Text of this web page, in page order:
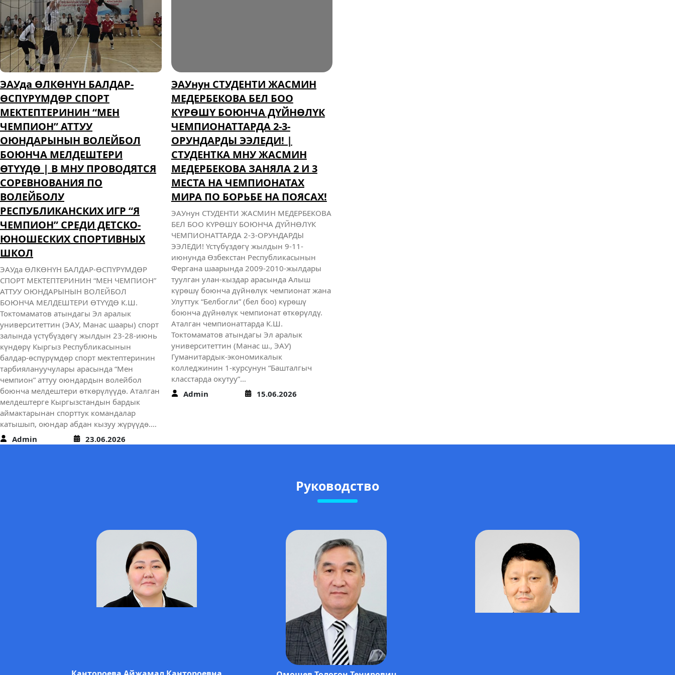
ЭАУда ӨЛКӨНҮН БАЛДАР-
ӨСПҮРҮМДӨР СПОРТ
МЕКТЕПТЕРИНИН “МЕН
ЧЕМПИОН” АТТУУ
ОЮНДАРЫНЫН ВОЛЕЙБОЛ
БОЮНЧА МЕЛДЕШТЕРИ
ӨТҮҮДӨ | В МНУ ПРОВОДЯТСЯ
СОРЕВНОВАНИЯ ПО
ВОЛЕЙБОЛУ
РЕСПУБЛИКАНСКИХ ИГР “Я
ЧЕМПИОН” СРЕДИ ДЕТСКО-
ЮНОШЕСКИХ СПОРТИВНЫХ
ШКОЛ
ЭАУда ӨЛКӨНҮН БАЛДАР-ӨСПҮРҮМДӨР
СПОРТ МЕКТЕПТЕРИНИН “МЕН ЧЕМПИОН”
АТТУУ ОЮНДАРЫНЫН ВОЛЕЙБОЛ
БОЮНЧА МЕЛДЕШТЕРИ ӨТҮҮДӨ К.Ш.
Токтомаматов атындагы Эл аралык
университеттин (ЭАУ, Манас шаары) спорт
залында үстүбүздөгү жылдын 23-28-июнь
күндөрү Кыргыз Республикасынын
балдар-өспүрүмдөр спорт мектептеринин
тарбиялануучулары арасында “Мен
чемпион” аттуу оюндардын волейбол
боюнча мелдештери өткөрүлүүдө. Аталган
мелдештерге Кыргызстандын бардык
аймактарынан спорттук командалар
катышып, оюндар абдан кызуу жүрүүдө.…
Admin
23.06.2026
ЭАУнун СТУДЕНТИ ЖАСМИН
МЕДЕРБЕКОВА БЕЛ БОО
КҮРӨШҮ БОЮНЧА ДҮЙНӨЛҮК
ЧЕМПИОНАТТАРДА 2-3-
ОРУНДАРДЫ ЭЭЛЕДИ! |
СТУДЕНТКА МНУ ЖАСМИН
МЕДЕРБЕКОВА ЗАНЯЛА 2 И 3
МЕСТА НА ЧЕМПИОНАТАХ
МИРА ПО БОРЬБЕ НА ПОЯСАХ!
ЭАУнун СТУДЕНТИ ЖАСМИН МЕДЕРБЕКОВА
БЕЛ БОО КҮРӨШҮ БОЮНЧА ДҮЙНӨЛҮК
ЧЕМПИОНАТТАРДА 2-3-ОРУНДАРДЫ
ЭЭЛЕДИ! Үстүбүздөгү жылдын 9-11-
июнунда Өзбекстан Республикасынын
Фергана шаарында 2009-2010-жылдары
туулган улан-кыздар арасында Алыш
күрөшү боюнча дүйнөлүк чемпионат жана
Улуттук “Белбогли” (бел боо) күрөшү
боюнча дүйнөлүк чемпионат өткөрүлдү.
Аталган чемпионаттарда К.Ш.
Токтомаматов атындагы Эл аралык
университеттин (Манас ш., ЭАУ)
Гуманитардык-экономикалык
колледжинин 1-курсунун “Башталгыч
класстарда окутуу”…
Admin
15.06.2026
Руководство